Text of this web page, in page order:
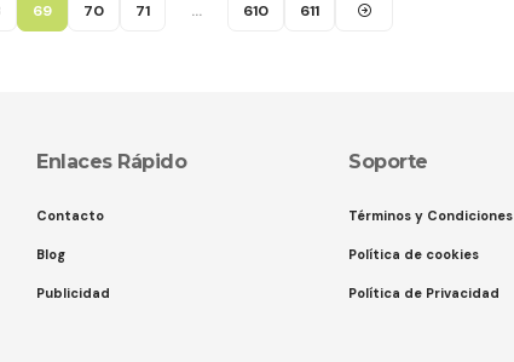
69 70 71 … 610 611
Enlaces Rápido
Contacto
Blog
Publicidad
Soporte
Términos y Condiciones
Política de cookies
Política de Privacidad